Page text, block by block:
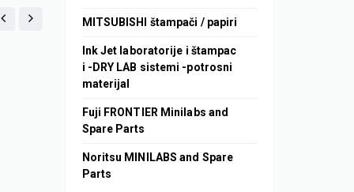
MITSUBISHI štampači / papiri
Ink Jet laboratorije i štampac
i -DRY LAB sistemi -potrosni
materijal
Fuji FRONTIER Minilabs and
Spare Parts
Noritsu MINILABS and Spare
Parts